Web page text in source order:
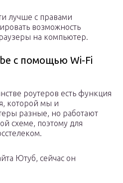
лучше с правами
возможность
на компьютер.
с помощью Wi-Fi
роутеров есть функция
которой мы и
разные, но работают
схеме, поэтому для
Ютуб, сейчас он